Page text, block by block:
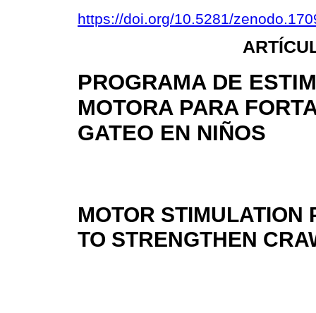
https://doi.org/10.5281/
PROGRAMA DE
MOTORA PARA
GATEO EN NIÑOS
MOTOR STIMULATION
TO STRENGTHEN